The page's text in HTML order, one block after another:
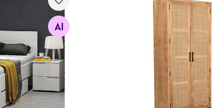
Riidekapp Cane